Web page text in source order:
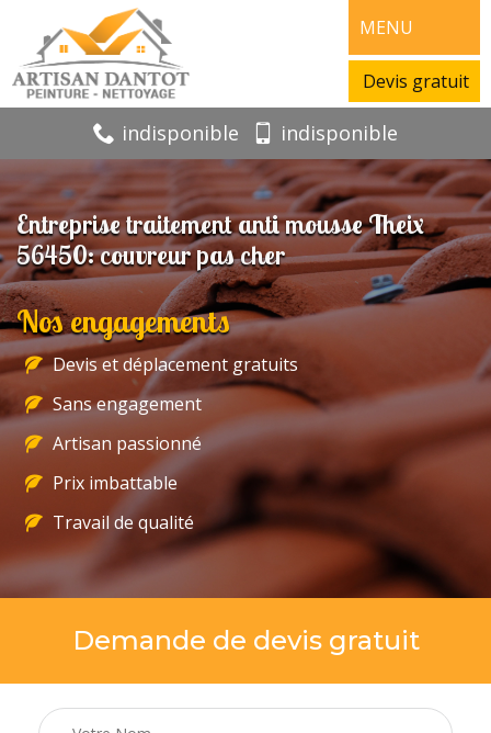
MENU
Devis gratuit
indisponible indisponible
Entreprise traitement anti mousse Theix
56450: couvreur pas cher
Nos engagements
Devis et déplacement gratuits
Sans engagement
Artisan passionné
Prix imbattable
Travail de qualité
Demande de devis gratuit